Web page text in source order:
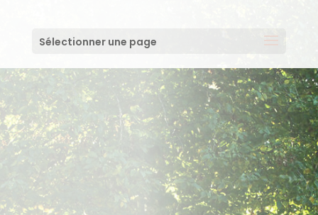
Sélectionner une page